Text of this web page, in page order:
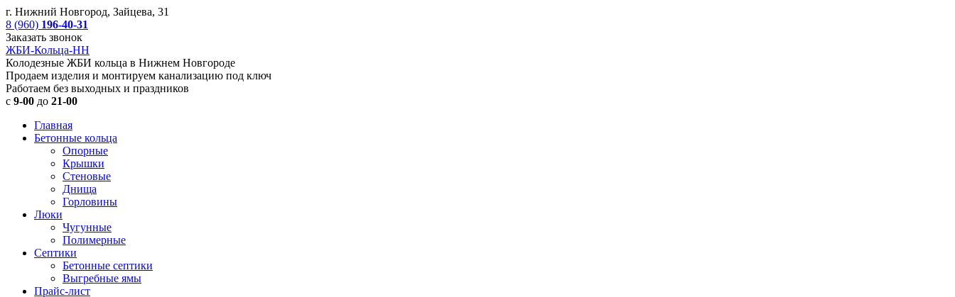
г. Нижний Новгород, Зайцева, 31
8 (960) 196-40-31
Заказать звонок
ЖБИ-Кольца-НН
Колодезные ЖБИ кольца в Нижнем Новгороде
Продаем изделия и монтируем канализацию под ключ
Работаем без выходных и праздников
с 9-00 до 21-00
Главная
Бетонные кольца
Опорные
Крышки
Стеновые
Днища
Горловины
Люки
Чугунные
Полимерные
Септики
Бетонные септики
Выгребные ямы
Прайс-лист